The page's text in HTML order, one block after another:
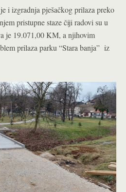
i izgradnja pješačkog prilaza preko
pristupne staze čiji radovi su u
je 19.071,00 KM, a njihovim
prilaza parku “Stara banja” iz